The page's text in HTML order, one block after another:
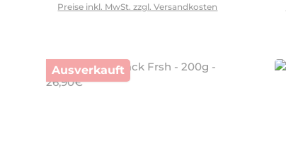
Preise inkl. MwSt. zzgl. Versandkosten
Ausverkauft